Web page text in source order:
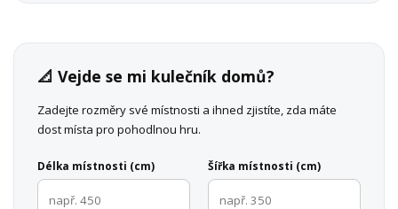
📐 Vejde se mi kulečník domů?
Zadejte rozměry své místnosti a ihned zjistíte, zda máte
dost místa pro pohodlnou hru.
Délka místnosti (cm) Šířka místnosti (cm)